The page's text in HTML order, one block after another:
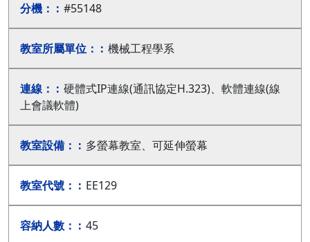
#55148
機械工程學系
硬體式IP連線(通訊協定H.323)、軟體連線(線
上會議軟體)
多螢幕教室、可延伸螢幕
EE129
45